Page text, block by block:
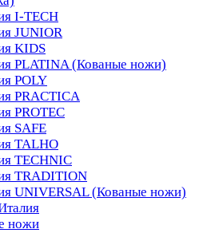
I-TECH
JUNIOR
KIDS
PLATINA (Кованые ножи)
POLY
PRACTICA
PROTEC
SAFE
TALHO
TECHNIC
TRADITION
UNIVERSAL (Кованые ножи)
ножи